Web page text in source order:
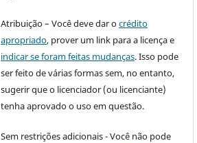
Atribuição – Você deve dar ocrédito
apropriado, prover um link para a licença e
indicar se foram feitas mudanças. Isso pode
ser feito de várias formas sem, no entanto,
sugerir que o licenciador (ou licenciante)
tenha aprovado o uso em questão.
Sem restrições adicionais - Você não pode